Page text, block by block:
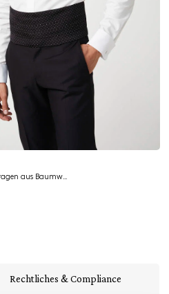
mit Kläppchen Kragen aus Baumwolle Slim Fit
Rechtliches & Compliance